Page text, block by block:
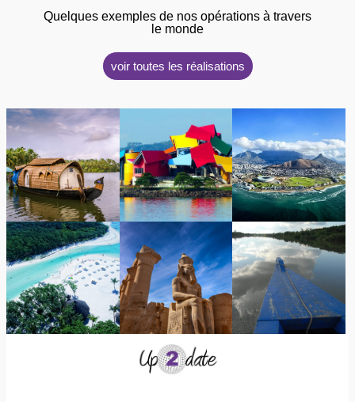
Quelques exemples de nos opérations à travers
le monde
voir toutes les réalisations